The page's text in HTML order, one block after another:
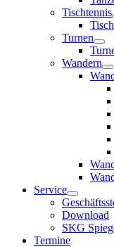
Tischtennis
Turnen
Wandern
Service
Download
SKG
Termine